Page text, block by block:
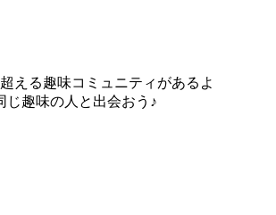
える趣味コミュニティがあるよ
じ趣味の人と出会おう♪